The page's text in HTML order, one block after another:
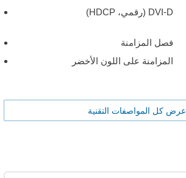
DVI-D (رقمي، HDCP)
فصل المزامنة
المزامنة على اللون الأخضر
عرض كل المواصفات التقنية